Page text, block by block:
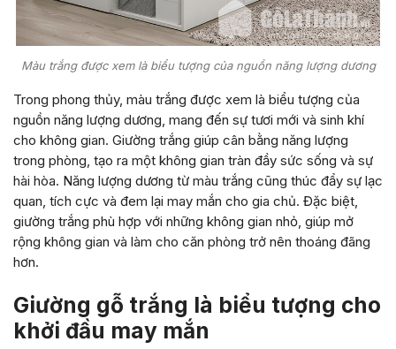
Màu trắng được xem là biểu tượng của nguồn năng lượng dương
Trong phong thủy, màu trắng được xem là biểu tượng của
nguồn năng lượng dương, mang đến sự tươi mới và sinh khí
cho không gian. Giường trắng giúp cân bằng năng lượng
trong phòng, tạo ra một không gian tràn đầy sức sống và sự
hài hòa. Năng lượng dương từ màu trắng cũng thúc đẩy sự lạc
quan, tích cực và đem lại may mắn cho gia chủ. Đặc biệt,
giường trắng phù hợp với những không gian nhỏ, giúp mở
rộng không gian và làm cho căn phòng trở nên thoáng đãng
hơn.
Giường gỗ trắng là biểu tượng cho
khởi đầu may mắn